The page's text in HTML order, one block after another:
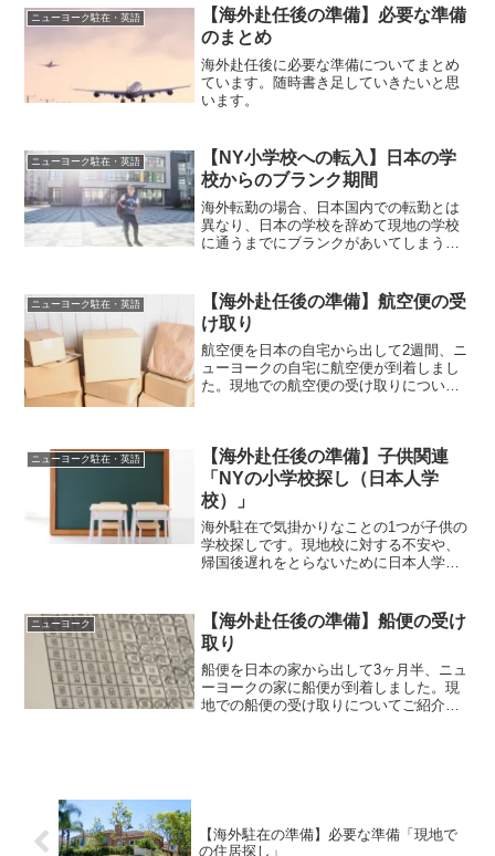
稚園についてまとめました。
ニューヨーク駐在・英語
【海外赴任後の準備】必要な準備
のまとめ
海外赴任後に必要な準備についてまとめ
ています。随時書き足していきたいと思
います。
ニューヨーク駐在・英語
【NY小学校への転入】日本の学
校からのブランク期間
海外転勤の場合、日本国内での転勤とは
異なり、日本の学校を辞めて現地の学校
に通うまでにブランクがあいてしまうこ
間ほど学校に通えない期間がありまし
た。義務教育の年齢なのに何週間も学校
に行けないことへの不安などもあったの
で、その時のことについてご紹介しま
す。
ニューヨーク駐在・英語
【海外赴任後の準備】航空便の受
け取り
航空便を日本の自宅から出して2週間、ニ
ューヨークの自宅に航空便が到着しまし
た。現地での航空便の受け取りについて
ニューヨーク駐在・英語
【海外赴任後の準備】子供関連
「NYの小学校探し（日本人学
校）」
海外駐在で気掛かりなことの1つが子供の
学校探しです。現地校に対する不安や、
帰国後遅れをとらないために日本人学校
とは重要になってきます。
ニューヨーク
【海外赴任後の準備】船便の受け
取り
船便を日本の家から出して3ヶ月半、ニュ
ーヨークの家に船便が到着しました。現
地での船便の受け取りについてご紹介し
【海外駐在の準備】必要な準備「現地で
の住居探し」